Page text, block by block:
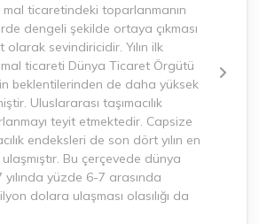
mal ticaretindeki toparlanmanın
dengeli şekilde ortaya çıkması
olarak sevindiricidir. Yılın ilk
ticareti Dünya Ticaret Örgütü
beklentilerinden de daha yüksek
Uluslararası taşımacılık
teyit etmektedir. Capsize
endeksleri de son dört yılın en
Bu çerçevede dünya
yüzde 6-7 arasında
dolara ulaşması olasılığı da